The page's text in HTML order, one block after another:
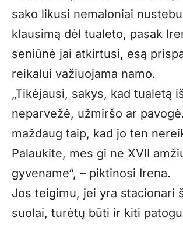
sako likusi nemaloniai
klausimą dėl tualeto, pasak
seniūnė jai atkirtusi, esą
reikalui važiuojama namo.
„Tikėjausi, sakys, kad tualetą
neparvežė, užmiršo ar
maždaug taip, kad jo ten
Palaukite, mes gi ne XVII
gyvename“, – piktinosi Irena.
Jos teigimu, jei yra stacionari
suolai, turėtų būti ir kiti